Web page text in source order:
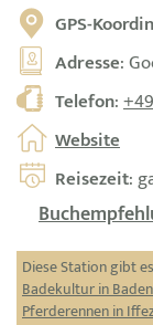
GPS-
Adresse:
Telefon:
Website
Reisezeit:
Diese Station gibt
Badekultur in
Pferderennen in